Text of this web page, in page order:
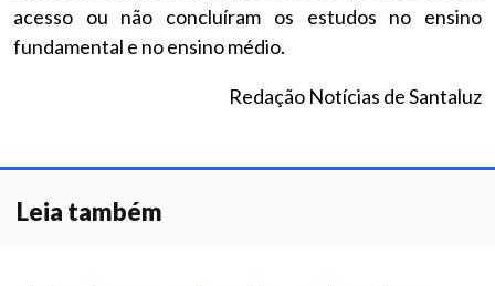
acesso ou não concluíram os estudos no ensino
fundamental e no ensino médio.
Redação Notícias de Santaluz
Leia também